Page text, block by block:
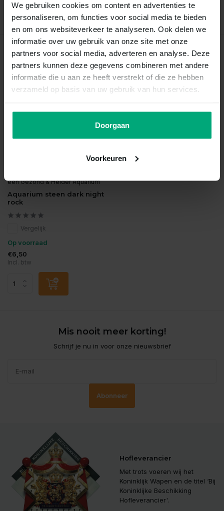
We gebruiken cookies om content en advertenties te
personaliseren, om functies voor social media te bieden
en om ons websiteverkeer te analyseren. Ook delen we
informatie over uw gebruik van onze site met onze
partners voor social media, adverteren en analyse. Deze
partners kunnen deze gegevens combineren met andere
informatie die u aan ze heeft verstrekt of die ze hebben
verzameld op basis van uw gebruik van hun services.
Doorgaan
Voorkeuren
Schrijf je eigen review
Recent bekeken
een Gezond & Helder Aquarium
Aquarium steen dark night
rock
Vergelijk
Op voorraad
€6,50
Incl. btw
Mis nooit meer korting!
Schrijf je nu in voor onze nieuwsbrief
Abonneer
Hofleverancier
Met trots voeren wij het
Koninklijk Wapen en de titel ‘Bij
Koninklijke Beschikking
Hofleverancier'.